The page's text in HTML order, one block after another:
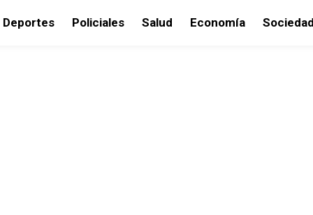
Deportes Policiales Salud Economía